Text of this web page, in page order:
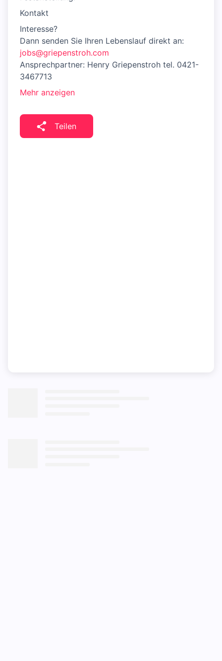
Kontakt
Interesse?
Dann senden Sie Ihren Lebenslauf direkt an:
jobs@griepenstroh.com
Ansprechpartner: Henry Griepenstroh tel. 0421-
3467713
Mehr anzeigen
Teilen